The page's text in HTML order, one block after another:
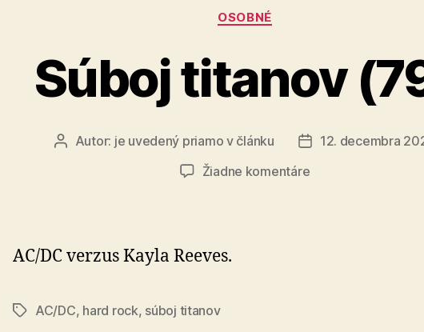
Kategórie
OSOBNÉ
Súboj titanov
AutorAutor: je uvedený priamo v článku
Dátum
12. decembra
Žiadne komentárena
AC/DC verzus Kayla Reeves.
ZnačkyAC/DC, hard rock, súboj titanov